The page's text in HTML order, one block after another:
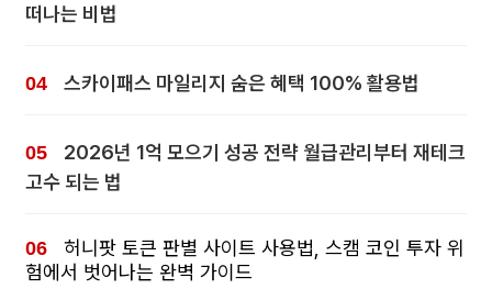
떠나는 비법
스카이패스 마일리지 숨은 혜택 100% 활용법
2026년 1억 모으기 성공 전략 월급관리부터 재테크
고수 되는 법
허니팟 토큰 판별 사이트 사용법, 스캠 코인 투자 위
험에서 벗어나는 완벽 가이드